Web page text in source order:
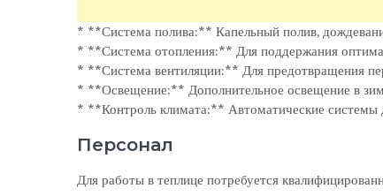
* **Система полива:** Капельный полив,
* **Система отопления:** Для поддержания
* **Система вентиляции:** Для предотвращения
* **Освещение:** Дополнительное освещение в
* **Контроль климата:** Автоматические системы
Персонал
Для работы в теплице потребуется